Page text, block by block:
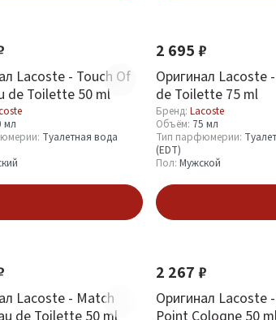
Lacoste - Touch Of
de Toilette 50 ml
мл
Туалетная вода
2 695 ₽
Оригинал Lacoste
de Toilette 75 ml
Бренд: Lacoste
Объём: 75 мл
Тип парфюмерии:
(EDT)
Пол: Мужской
Lacoste - Match
de Toilette 50 ml
2 267 ₽
Оригинал Lacoste
Point Cologne 50 ml